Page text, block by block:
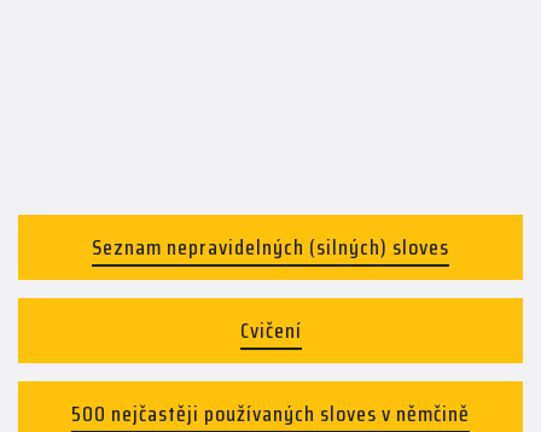
Seznam nepravidelných (silných) sloves
Cvičení
500 nejčastěji používaných sloves v němčině